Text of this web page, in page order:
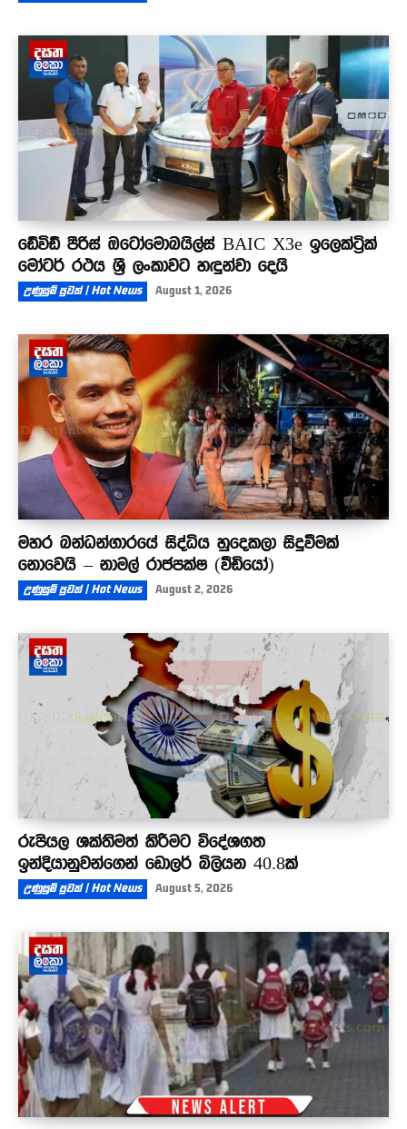
ඩේවිඩ් පීරිස් ඔටෝමොබයිල්ස් BAIC X3e ඉලෙක්ට්‍රික්
මෝටර් රථය ශ්‍රී ලංකාවට හඳුන්වා දෙයි
උණුසුම් පුවත් | Hot News August 1, 2026
මහර බන්ධන්ගාරයේ සිද්ධිය හුදෙකලා සිදුවීමක්
නොවෙයි – නාමල් රාජපක්ෂ (වීඩියෝ)
උණුසුම් පුවත් | Hot News August 2, 2026
රුපියල ශක්තිමත් කිරීමට විදේශගත
ඉන්දියානුවන්ගෙන් ඩොලර් බිලියන 40.8ක්
උණුසුම් පුවත් | Hot News August 5, 2026